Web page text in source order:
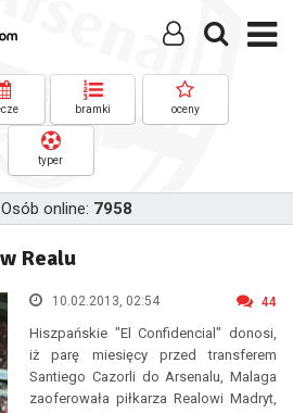
bramki oceny
typer
Osób online: 7958
Realu
10.02.2013, 02:54 44
Hiszpańskie "El Confidencial" donosi,
iż parę miesięcy przed transferem
Santiego Cazorli do Arsenalu, Malaga
zaoferowała piłkarza Realowi Madryt,